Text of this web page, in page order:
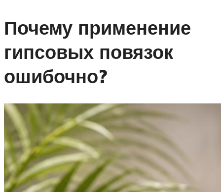
Почему применение
гипсовых повязок
ошибочно?